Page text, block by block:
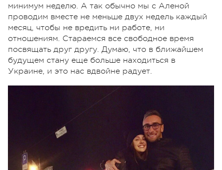
минимум неделю. А так обычно мы с Аленой
проводим вместе не меньше двух недель каждый
месяц, чтобы не вредить ни работе, ни
отношениям. Стараемся все свободное время
посвящать друг другу. Думаю, что в ближайшем
будущем стану еще больше находиться в
Украине, и это нас вдвойне радует.